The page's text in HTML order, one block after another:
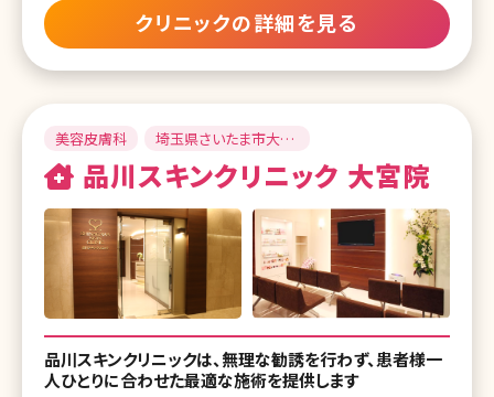
クリニックの詳細を見る
美容皮膚科
埼玉県さいたま市大宮
品川スキンクリニック 大宮院
品川スキンクリニックは、無理な勧誘を行わず、患者様一
人ひとりに合わせた最適な施術を提供します